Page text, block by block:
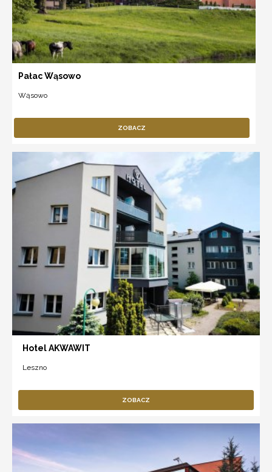
Pałac Wąsowo
Wąsowo
ZOBACZ
Hotel AKWAWIT
Leszno
ZOBACZ